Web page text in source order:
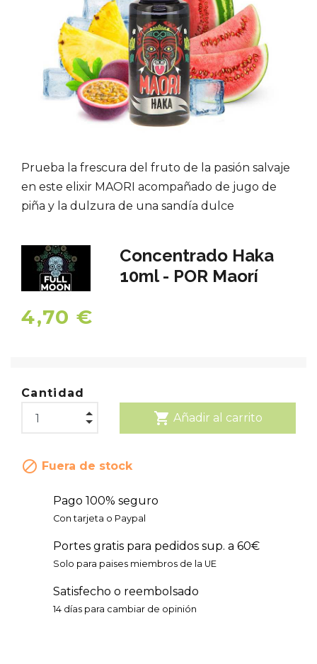
Prueba la frescura del fruto de la pasión salvaje
en este elixir MAORI acompañado de jugo de
piña y la dulzura de una sandía dulce
Concentrado Haka
10ml - POR Maorí
4,70 €
Cantidad
shopping_cart Añadir al carrito
 Fuera de stock
Pago 100% seguro
Con tarjeta o Paypal
Portes gratis para pedidos sup. a 60€
Solo para paises miembros de la UE
Satisfecho o reembolsado
14 días para cambiar de opinión